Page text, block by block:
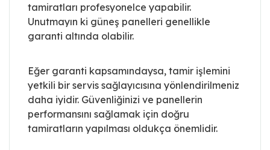
tamiratları profesyonelce yapabilir.
Unutmayın ki güneş panelleri genellikle
garanti altında olabilir.
Eğer garanti kapsamındaysa, tamir işlemini
yetkili bir servis sağlayıcısına yönlendirilmeniz
daha iyidir. Güvenliğinizi ve panellerin
performansını sağlamak için doğru
tamiratların yapılması oldukça önemlidir.